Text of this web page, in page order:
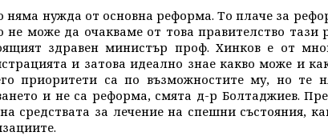
няма нужда от основна реформа. То плаче за
не може да очакваме от това правителство тази
здравен министър проф. Хинков е от
и затова идеално знае какво може и
приоритети са по възможностите му, но те
и не са реформа, смята д-р Болтаджиев.
средствата за лечение на спешни състояния,